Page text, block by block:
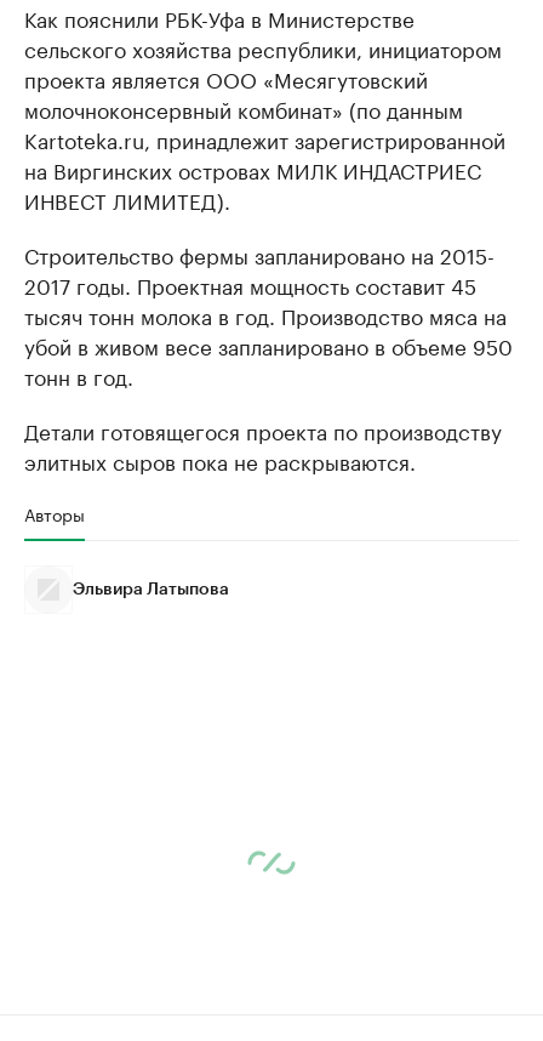
Как пояснили РБК-Уфа в Министерстве
сельского хозяйства республики, инициатором
проекта является ООО «Месягутовский
молочноконсервный комбинат» (по данным
Kartoteka.ru, принадлежит зарегистрированной
на Виргинских островах МИЛК ИНДАСТРИЕС
ИНВЕСТ ЛИМИТЕД).
Строительство фермы запланировано на 2015-
2017 годы. Проектная мощность составит 45
тысяч тонн молока в год. Производство мяса на
убой в живом весе запланировано в объеме 950
тонн в год.
Детали готовящегося проекта по производству
элитных сыров пока не раскрываются.
Авторы
Эльвира Латыпова